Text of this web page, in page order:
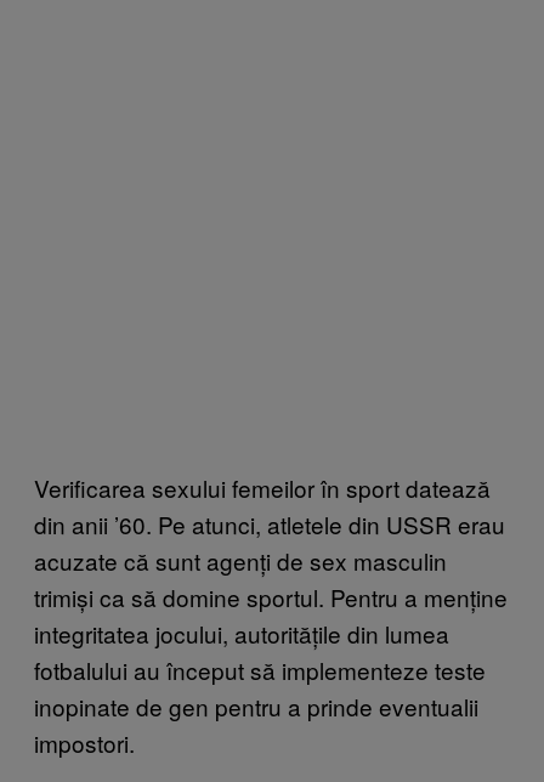
Verificarea sexului femeilor în sport datează
din anii ’60. Pe atunci, atletele din USSR erau
acuzate că sunt agenți de sex masculin
trimiși ca să domine sportul. Pentru a menține
integritatea jocului, autoritățile din lumea
fotbalului au început să implementeze teste
inopinate de gen pentru a prinde eventualii
impostori.